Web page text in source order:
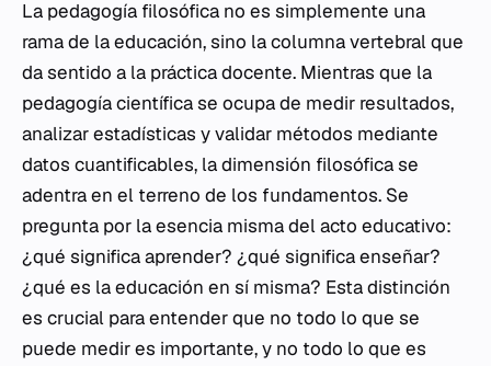
La pedagogía filosófica no es simplemente una
rama de la educación, sino la columna vertebral que
da sentido a la práctica docente. Mientras que la
pedagogía científica se ocupa de medir resultados,
analizar estadísticas y validar métodos mediante
datos cuantificables, la dimensión filosófica se
adentra en el terreno de los fundamentos. Se
pregunta por la esencia misma del acto educativo:
¿qué significa aprender? ¿qué significa enseñar?
¿qué es la educación en sí misma? Esta distinción
es crucial para entender que no todo lo que se
puede medir es importante, y no todo lo que es